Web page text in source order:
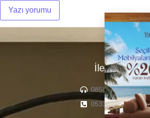
İletişim
0850 307 04 22
0533 336 71 13